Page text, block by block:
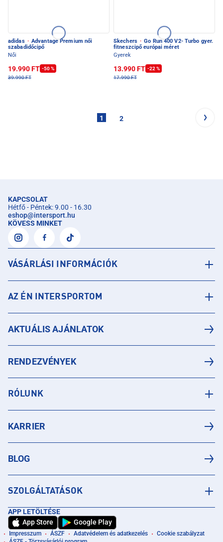
adidas · Advantage Premium női
szabadidőcipő
Női
19.990 FT -50 %
39.990 FT
Skechers · Go Run 400 V2- Turbo gyer.
fitneszcipő európai méret
Gyerek
13.990 FT -22 %
17.990 FT
1 2
KAPCSOLAT
Hétfő - Péntek: 9.00 - 16.30
eshop@intersport.hu
KÖVESS MINKET
VÁSÁRLÁSI INFORMÁCIÓK
AZ ÉN INTERSPORTOM
AKTUÁLIS AJÁNLATOK
RENDEZVÉNYEK
RÓLUNK
KARRIER
BLOG
SZOLGÁLTATÁSOK
APP LETÖLTÉSE
App Store
Google Play
Impresszum ÁSZF Adatvédelem és adatkezelés
Cookie szabályzat